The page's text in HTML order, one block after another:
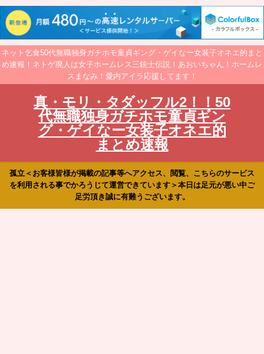
ネット乞食50代無職独身ガチホモ童貞ギング・ゲイなー女装子オネエ的まと
め速報！ネトゲ廃人は女子ホームレス三銃士伝説！あおいちゃん！ホームレ
スまなみ！愛内アイラ応援してます！
真・モリ・タダッフル2！！50
代無職独身ガチホモ童貞ギン
グ・ゲイなー女装子オネエ的
まとめ速報
孤立＜お客様皆様が掲載の記事等へアクセス、閲覧、こちらのサービス
を利用される事でかろうじて運営できています＞本日は足元が悪い中ご
足労頂き誠に有難うございます。